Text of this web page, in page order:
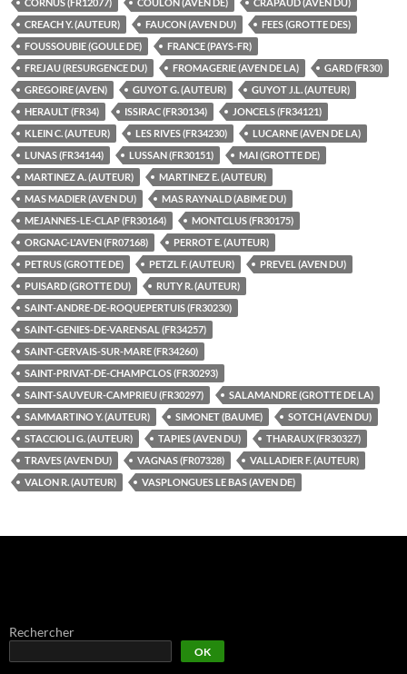
CORNUS (FR12077)
COULON (AVEN DE)
CRAPAUD (AVEN DU)
CREACH Y. (AUTEUR)
FAUCON (AVEN DU)
FEES (GROTTE DES)
FOUSSOUBIE (GOULE DE)
FRANCE (PAYS-FR)
FREJAU (RESURGENCE DU)
FROMAGERIE (AVEN DE LA)
GARD (FR30)
GREGOIRE (AVEN)
GUYOT G. (AUTEUR)
GUYOT J.L. (AUTEUR)
HERAULT (FR34)
ISSIRAC (FR30134)
JONCELS (FR34121)
KLEIN C. (AUTEUR)
LES RIVES (FR34230)
LUCARNE (AVEN DE LA)
LUNAS (FR34144)
LUSSAN (FR30151)
MAI (GROTTE DE)
MARTINEZ A. (AUTEUR)
MARTINEZ E. (AUTEUR)
MAS MADIER (AVEN DU)
MAS RAYNALD (ABIME DU)
MEJANNES-LE-CLAP (FR30164)
MONTCLUS (FR30175)
ORGNAC-L'AVEN (FR07168)
PERROT E. (AUTEUR)
PETRUS (GROTTE DE)
PETZL F. (AUTEUR)
PREVEL (AVEN DU)
PUISARD (GROTTE DU)
RUTY R. (AUTEUR)
SAINT-ANDRE-DE-ROQUEPERTUIS (FR30230)
SAINT-GENIES-DE-VARENSAL (FR34257)
SAINT-GERVAIS-SUR-MARE (FR34260)
SAINT-PRIVAT-DE-CHAMPCLOS (FR30293)
SAINT-SAUVEUR-CAMPRIEU (FR30297)
SALAMANDRE (GROTTE DE LA)
SAMMARTINO Y. (AUTEUR)
SIMONET (BAUME)
SOTCH (AVEN DU)
STACCIOLI G. (AUTEUR)
TAPIES (AVEN DU)
THARAUX (FR30327)
TRAVES (AVEN DU)
VAGNAS (FR07328)
VALLADIER F. (AUTEUR)
VALON R. (AUTEUR)
VASPLONGUES LE BAS (AVEN DE)
Rechercher
OK